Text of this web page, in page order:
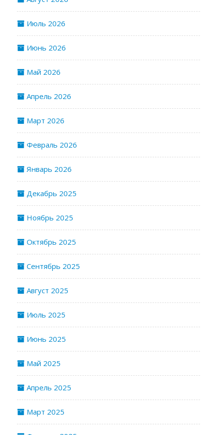
Июль 2026
Июнь 2026
Май 2026
Апрель 2026
Март 2026
Февраль 2026
Январь 2026
Декабрь 2025
Ноябрь 2025
Октябрь 2025
Сентябрь 2025
Август 2025
Июль 2025
Июнь 2025
Май 2025
Апрель 2025
Март 2025